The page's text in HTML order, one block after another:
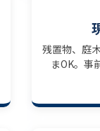
残置物、庭
まOK。事